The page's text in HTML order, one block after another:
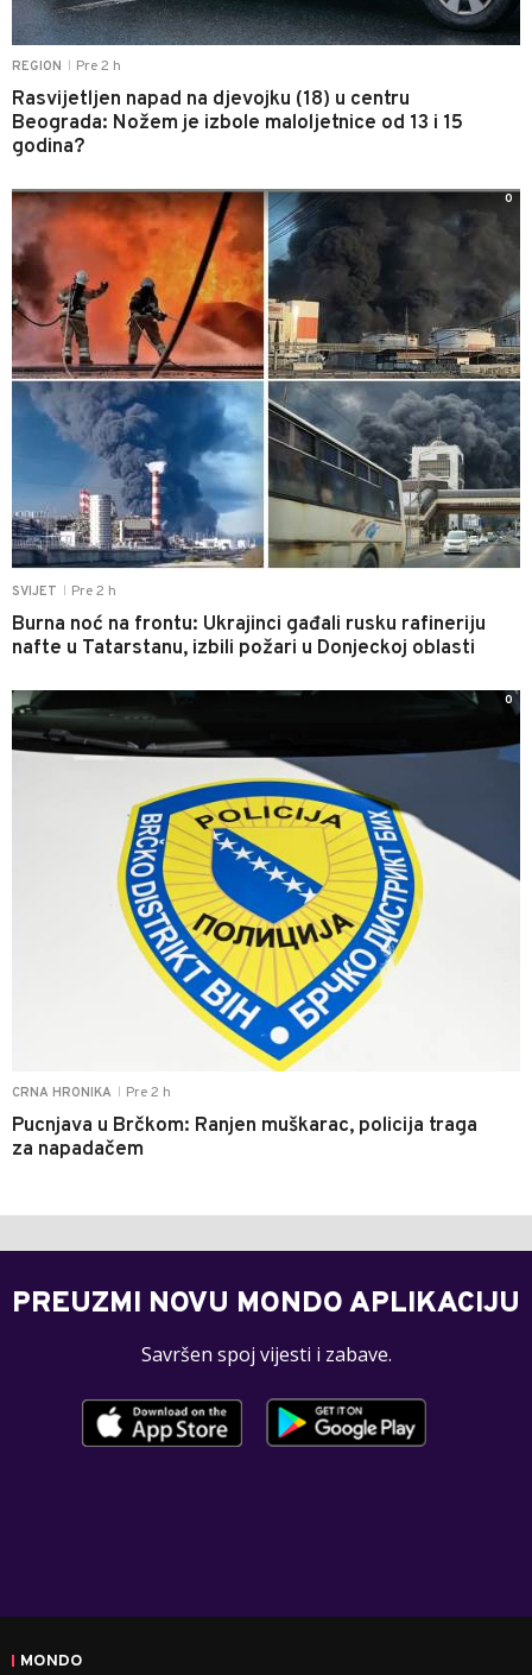
REGION Pre 2 h
Rasvijetljen napad na djevojku (18) u centru
Beograda: Nožem je izbole maloljetnice od 13 i 15
godina?
SVIJET Pre 2 h
Burna noć na frontu: Ukrajinci gađali rusku rafineriju
nafte u Tatarstanu, izbili požari u Donjeckoj oblasti
0
CRNA HRONIKA Pre 2 h
Pucnjava u Brčkom: Ranjen muškarac, policija traga
za napadačem
0
PREUZMI NOVU MONDO APLIKACIJU
Savršen spoj vijesti i zabave.
MONDO